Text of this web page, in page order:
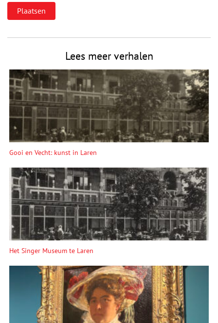
Lees meer verhalen
Gooi en Vecht: kunst in Laren
Het Singer Museum te Laren